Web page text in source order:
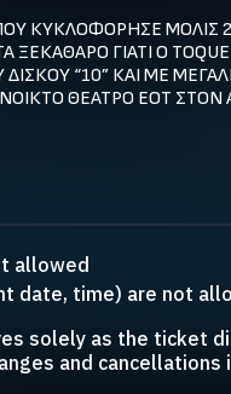
ΠΟΥ ΚΥΚΛΟΦΟΡΗΣΕ ΜΟΛΙΣ
ΞΕΚΑΘΑΡΟ ΓΙΑΤΙ O
“10” ΚΑΙ ΜΕ
ΘΕΑΤΡΟ ΕΟΤ ΣΤΟΝ
allowed
date, time) are not
solely as the ticket
and